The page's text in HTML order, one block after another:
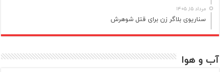
مرداد ۱۵, ۱۴۰۵
سناریوی بلاگر زن برای قتل شوهرش
آب و هوا